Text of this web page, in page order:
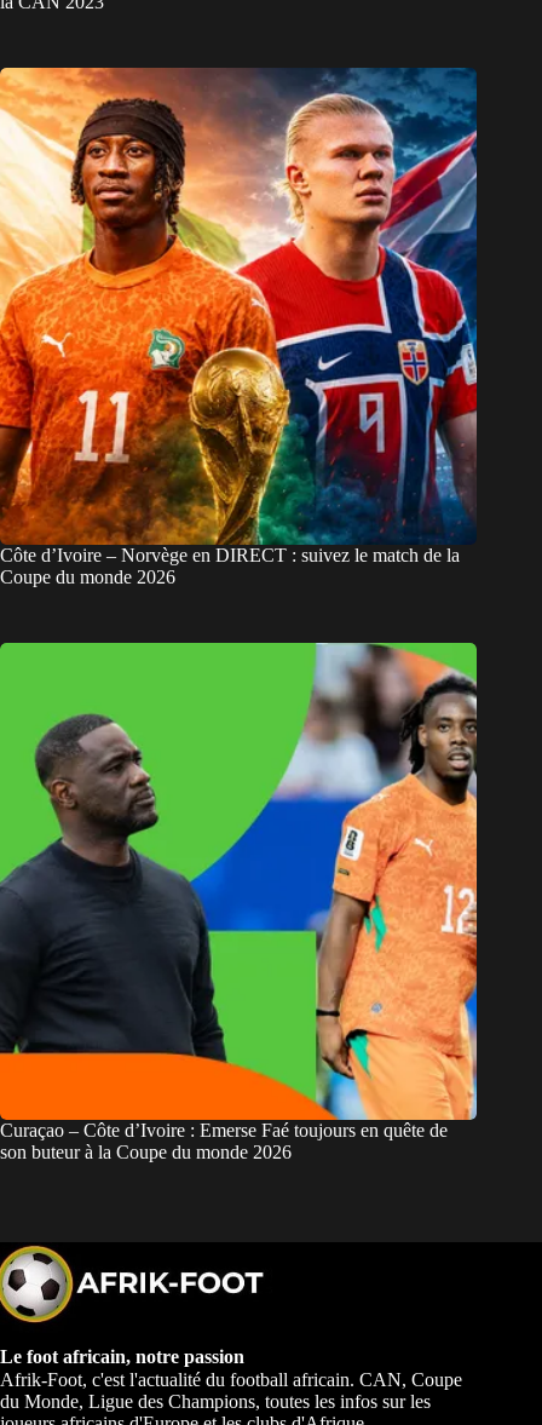
Côte d’Ivoire – Norvège en DIRECT : suivez le match de la
Coupe du monde 2026
Curaçao – Côte d’Ivoire : Emerse Faé toujours en quête de
son buteur à la Coupe du monde 2026
Le foot africain, notre passion
Afrik-Foot, c'est l'actualité du football africain. CAN, Coupe
du Monde, Ligue des Champions, toutes les infos sur les